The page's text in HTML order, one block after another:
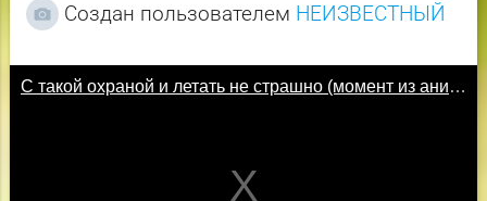
Создан пользователем НЕИЗВЕСТНЫЙ